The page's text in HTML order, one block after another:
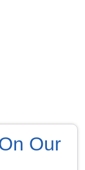
Our